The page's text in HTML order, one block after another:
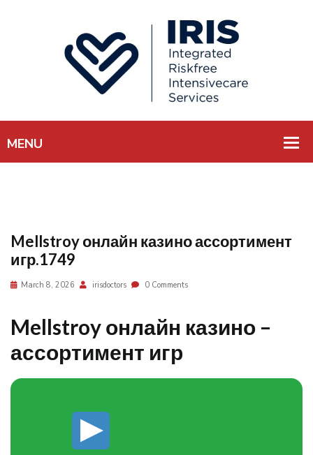
Mellstroy онлайн казино ассортимент
игр.1749
March 8, 2026 irisdoctors 0 Comments
Mellstroy онлайн казино –
ассортимент игр